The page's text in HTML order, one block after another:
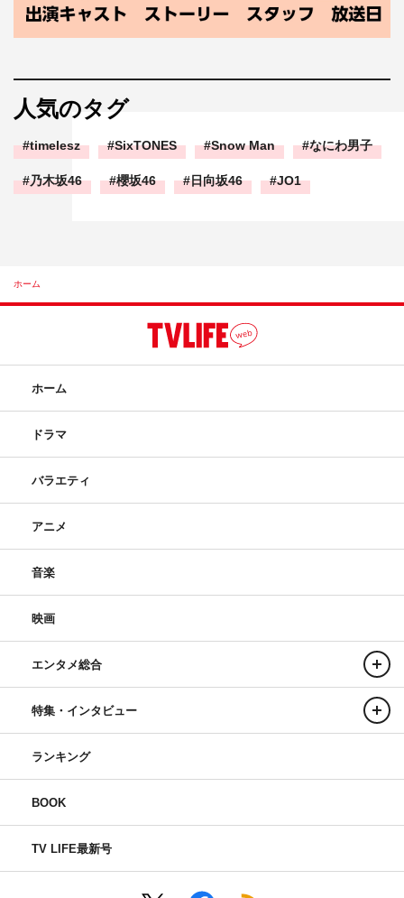
人気のタグ
timelesz SixTONES Snow Man なにわ男子
乃木坂46 櫻坂46 日向坂46 JO1
ホーム
ホーム
ドラマ
バラエティ
アニメ
音楽
映画
エンタメ総合
特集・インタビュー
ランキング
BOOK
TV LIFE最新号